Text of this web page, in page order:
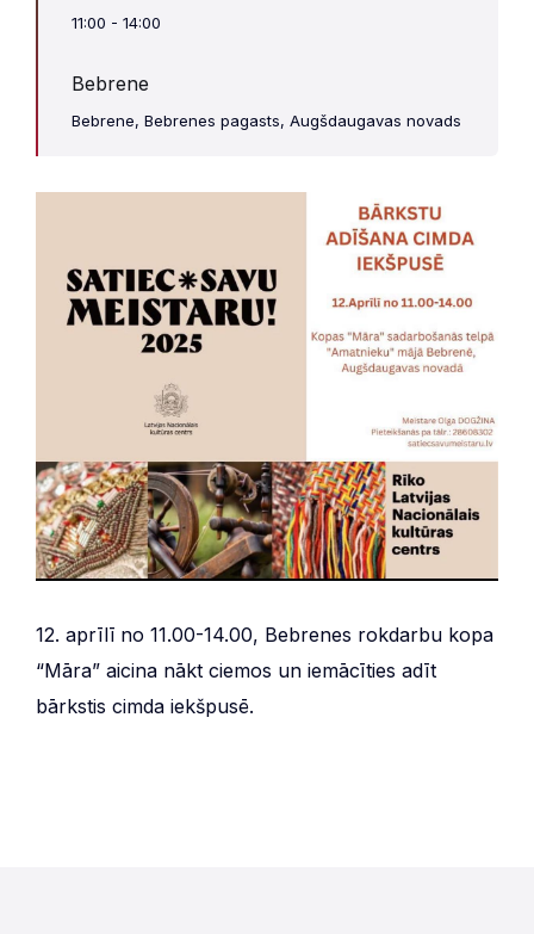
11:00 - 14:00
Bebrene
Bebrene, Bebrenes pagasts, Augšdaugavas novads
12. aprīlī no 11.00-14.00, Bebrenes rokdarbu kopa
“Māra” aicina nākt ciemos un iemācīties adīt
bārkstis cimda iekšpusē.